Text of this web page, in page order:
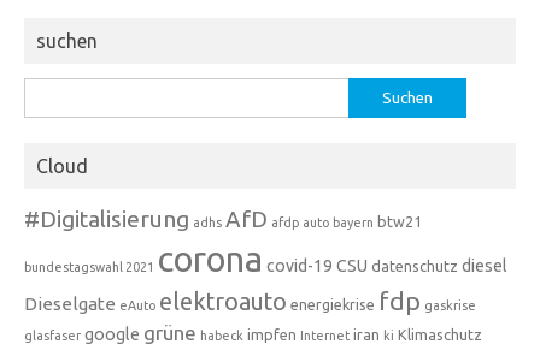
suchen
nach:
Cloud
#Digitalisierung adhs AfD afdp auto bayern btw21
bundestagswahl 2021 corona covid-19 CSU datenschutz diesel
Dieselgate eAuto elektroauto energiekrise fdp gaskrise
glasfaser google grüne habeck impfen Internet iran ki Klimaschutz